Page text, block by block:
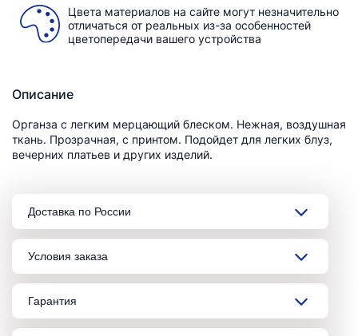
Цвета материалов на сайте могут незначительно
отличаться от реальных из-за особенностей
цветопередачи вашего устройства
Описание
Органза с легким мерцающий блеском. Нежная, воздушная
ткань. Прозрачная, с принтом. Подойдет для легких блуз,
вечерних платьев и других изделий.
Доставка по России
Условия заказа
Гарантия